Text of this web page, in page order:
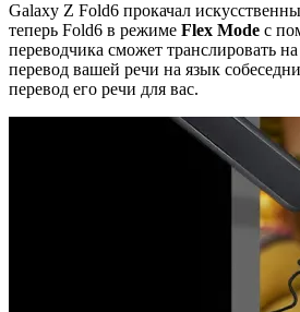
Galaxy Z Fold6 прокачал
теперь Fold6 в режиме Flex Mode с
переводчика сможет транслировать
перевод вашей речи на язык
перевод его речи для вас.